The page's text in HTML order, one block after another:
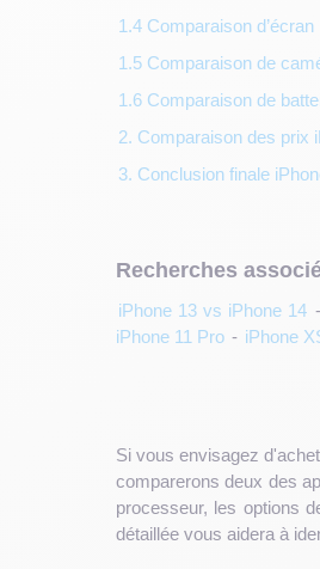
1.4 Comparaison d’écran
1.5 Comparaison de
1.6 Comparaison de
2. Comparaison des prix
3. Conclusion finale
Recherches
iPhone 13 vs iPhone 14 -
iPhone 11 Pro - iPhone
Si vous envisagez
comparerons deux des
processeur, les options
détaillée vous aidera à